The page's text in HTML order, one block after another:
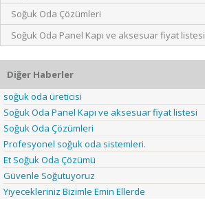
Soğuk Oda Çözümleri
Soğuk Oda Panel Kapı ve aksesuar fiyat listesi
Diğer Haberler
soğuk oda üreticisi
Soğuk Oda Panel Kapı ve aksesuar fiyat listesi
Soğuk Oda Çözümleri
Profesyonel soğuk oda sistemleri.
Et Soğuk Oda Çözümü
Güvenle Soğutuyoruz
Yiyecekleriniz Bizimle Emin Ellerde